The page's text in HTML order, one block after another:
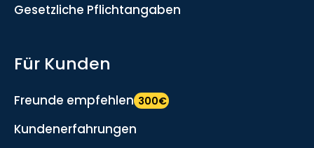
Gesetzliche Pflichtangaben
Für Kunden
Freunde empfehlen 300€
Kundenerfahrungen